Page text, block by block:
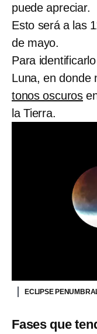
puede apreciar.
Esto será a las
de mayo.
Para
Luna, en donde
tonos oscuros
la Tierra.
ECLIPSE
Fases que